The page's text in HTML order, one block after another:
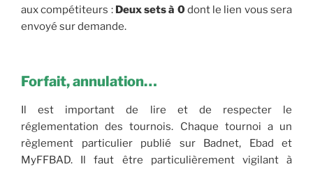
aux compétiteurs : Deux sets à 0dont le lien vous sera
envoyé sur demande.
Forfait, annulation…
Il est important de lire et de respecter le
réglementation des tournois. Chaque tournoi a un
règlement particulier publié sur Badnet, Ebad et
MyFFBAD. Il faut être particulièrement vigilant à